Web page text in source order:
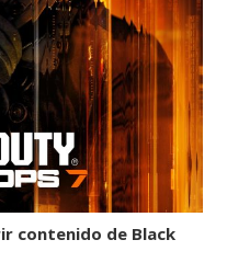
contenido de Black